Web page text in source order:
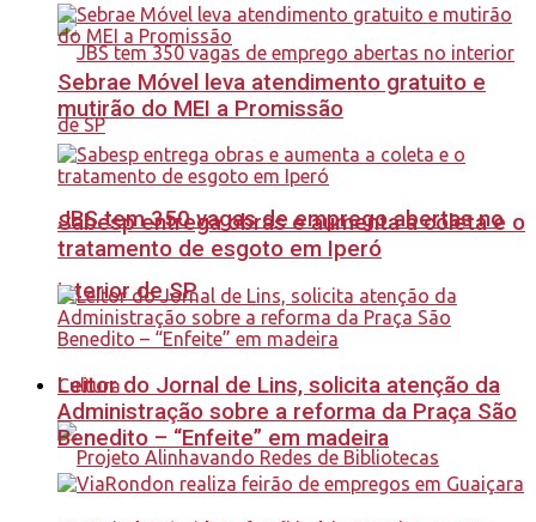
JBS tem 350 vagas de emprego abertas no
interior de SP
Cultura
Sebrae Móvel leva atendimento gratuito e
mutirão do MEI a Promissão
Sabesp entrega obras e aumenta a coleta e o
tratamento de esgoto em Iperó
Leitor do Jornal de Lins, solicita atenção da
Administração sobre a reforma da Praça São
Benedito – “Enfeite” em madeira